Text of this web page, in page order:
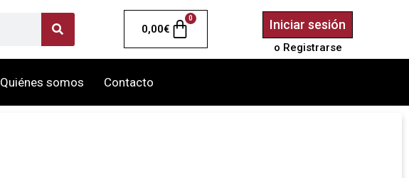
0,00€
0 Iniciar sesión
o Registrarse
Quiénes somos Contacto